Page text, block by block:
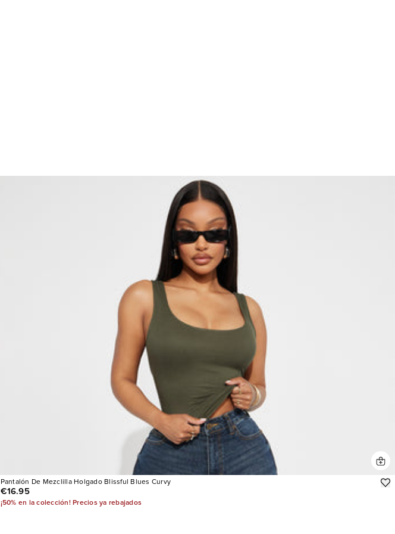
Pantalón De Mezclilla Holgado Blissful Blues Curvy
€16.95
¡50% en la colección! Precios ya rebajados